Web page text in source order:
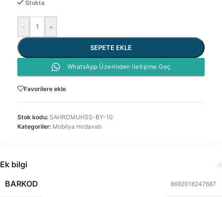
Stokta
- +
SEPETE EKLE
WhatsApp Üzerinden İletişime Geç
Favorilere ekle
Stok kodu: SAHRDMUHSS-BY-10
Kategoriler: Mobilya Hırdavatı
Ek bilgi
BARKOD
8692018247687